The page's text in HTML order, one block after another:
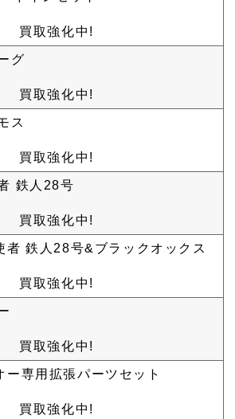
買取強化中!
グ
買取強化中!
ス
買取強化中!
鉄人28号
買取強化中!
鉄人28号&ブラックオックス
買取強化中!
買取強化中!
専用拡張パーツセット
買取強化中!